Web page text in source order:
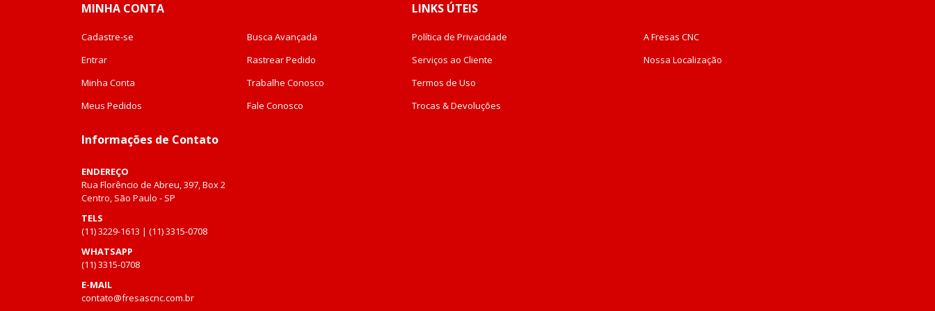
MINHA CONTA
Cadastre-se
Entrar
Minha Conta
Meus Pedidos
Busca Avançada
Rastrear Pedido
Trabalhe Conosco
Fale Conosco
LINKS ÚTEIS
Política de Privacidade
Serviços ao Cliente
Termos de Uso
Trocas & Devoluções
A Fresas CNC
Nossa Localização
Informações de Contato
ENDEREÇO
Rua Florêncio de Abreu, 397, Box 2
Centro, São Paulo - SP
TELS
(11) 3229-1613 | (11) 3315-0708
WHATSAPP
(11) 3315-0708
E-MAIL
contato@fresascnc.com.br